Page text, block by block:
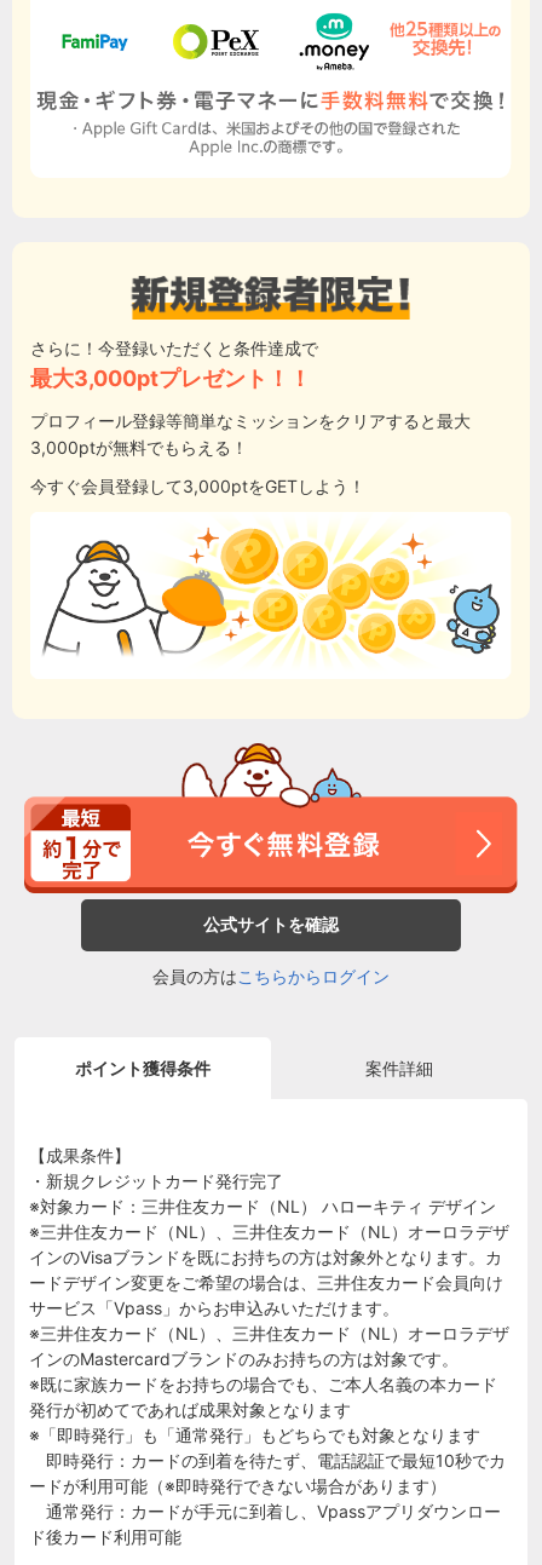
さらに！今登録いただくと条件達成で
最大3,000ptプレゼント！！
プロフィール登録等簡単なミッションをクリアすると最大
3,000ptが無料でもらえる！
今すぐ会員登録して3,000ptをGETしよう！
公式サイトを確認
会員の方はこちらからログイン
ポイント獲得条件 案件詳細
【成果条件】
・新規クレジットカード発行完了
※対象カード：三井住友カード（NL） ハローキティ デザイン
※三井住友カード（NL）、三井住友カード（NL）オーロラデザ
インのVisaブランドを既にお持ちの方は対象外となります。カ
ードデザイン変更をご希望の場合は、三井住友カード会員向け
サービス「Vpass」からお申込みいただけます。
※三井住友カード（NL）、三井住友カード（NL）オーロラデザ
インのMastercardブランドのみお持ちの方は対象です。
※既に家族カードをお持ちの場合でも、ご本人名義の本カード
発行が初めてであれば成果対象となります
※「即時発行」も「通常発行」もどちらでも対象となります
即時発行：カードの到着を待たず、電話認証で最短10秒でカ
ードが利用可能（※即時発行できない場合があります）
通常発行：カードが手元に到着し、Vpassアプリダウンロー
ド後カード利用可能